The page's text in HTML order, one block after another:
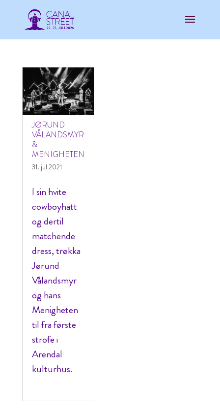
JØRUND
VÅLANDSMYR
&
MENIGHETEN
31. jul 2021
I sin hvite
cowboyhatt
og dertil
matchende
dress, trøkka
Jørund
Vålandsmyr
og hans
Menigheten
til fra første
strofe i
Arendal
kulturhus.